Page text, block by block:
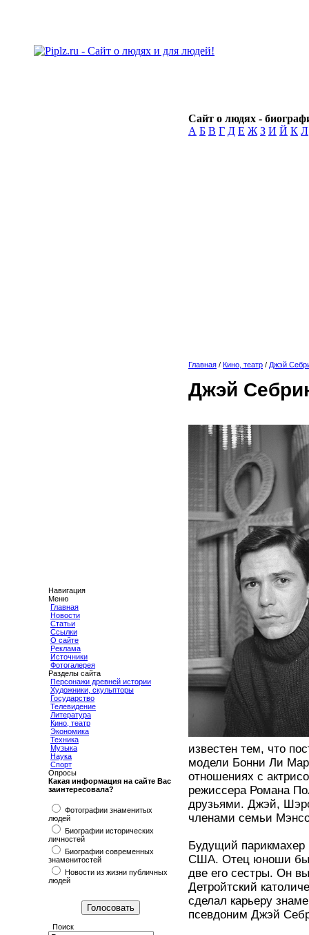
Сайт о людях -
А Б В Г Д Е Ж З И Й К Л
Навигация
Меню
Главная
Новости
Статьи
Ссылки
О сайте
Реклама
Источники
Фотогалерея
Разделы сайта
Персонажи древней истории
Художники, скульпторы
Государство
Телевидение
Литература
Кино, театр
Экономика
Техника
Музыка
Наука
Спорт
Опросы
Какая информация на сайте Вас
заинтересовала?
Фотографии знаменитых
людей
Биографии исторических
личностей
Биографии современных
знаменитостей
Новости из жизни публичных
людей
Поиск
Главная / Кино, театр / Джэй
Джэй
известен тем, что
модели Бонни Ли
отношениях с
режиссера Романа
друзьями. Джэй,
членами семьи
Будущий
США. Отец юноши был
две его сестры. Он
Детройтский
сделал карьеру
псевдоним Джэй